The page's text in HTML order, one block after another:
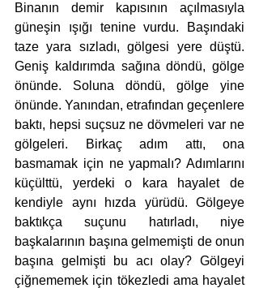
Binanın demir kapısının açılmasıyla
güneşin ışığı tenine vurdu. Başındaki
taze yara sızladı, gölgesi yere düştü.
Geniş kaldırımda sağına döndü, gölge
önünde. Soluna döndü, gölge yine
önünde. Yanından, etrafından geçenlere
baktı, hepsi suçsuz ne dövmeleri var ne
gölgeleri. Birkaç adım attı, ona
basmamak için ne yapmalı? Adımlarını
küçülttü, yerdeki o kara hayalet de
kendiyle aynı hızda yürüdü. Gölgeye
baktıkça suçunu hatırladı, niye
başkalarının başına gelmemişti de onun
başına gelmişti bu acı olay? Gölgeyi
çiğnememek için tökezledi ama hayalet